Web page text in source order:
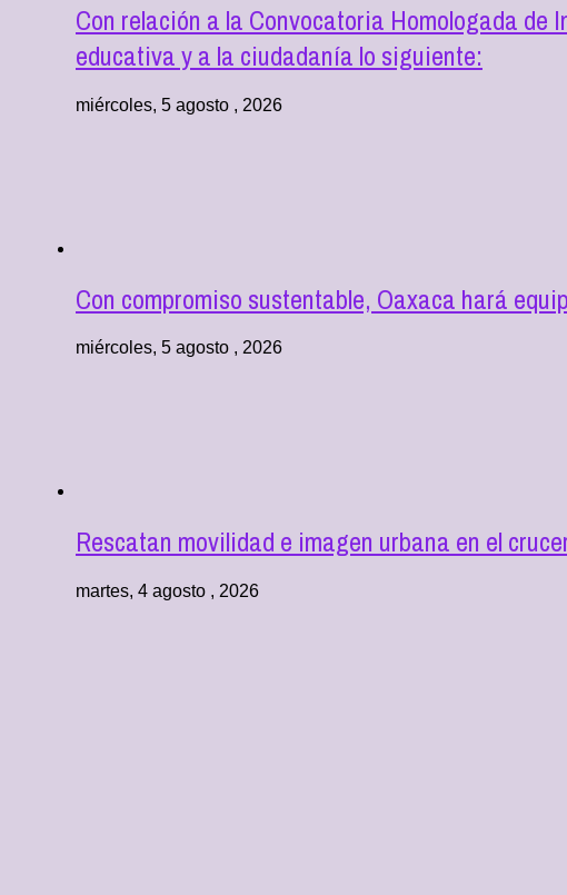
Con relación a la Convocatoria Homologada de
educativa y a la ciudadanía lo siguiente:
miércoles, 5 agosto , 2026
Con compromiso sustentable, Oaxaca hará
miércoles, 5 agosto , 2026
Rescatan movilidad e imagen urbana en el
martes, 4 agosto , 2026